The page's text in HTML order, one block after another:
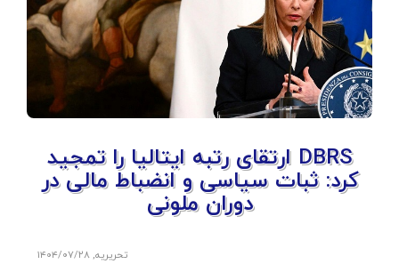
DBRS ارتقای رتبه ایتالیا را تمجید
کرد: ثبات سیاسی و انضباط مالی در
دوران ملونی
تحریریه,۱۴۰۴/۰۷/۲۸